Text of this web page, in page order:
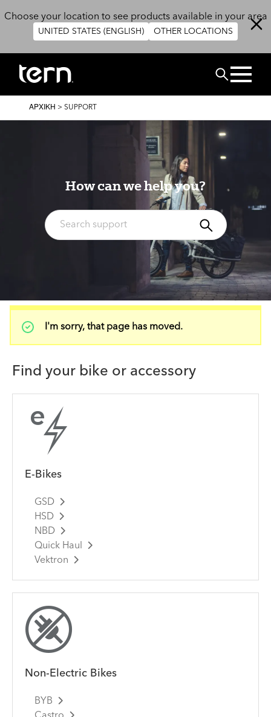
Choose your location to see products available in your area
UNITED STATES (ENGLISH) OTHER LOCATIONS
BREADCRUMB
ΑΡΧΙΚΉ > SUPPORT
How can we help you?
ΜήνυμαI'm sorry, that page has moved.
Find your bike or accessory
E-Bikes
GSD
HSD
NBD
Quick Haul
Vektron
Non-Electric Bikes
BYB